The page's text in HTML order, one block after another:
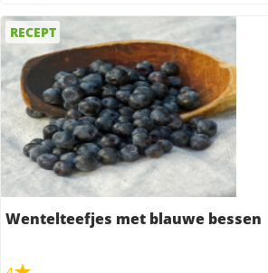
RECEPT
Wentelteefjes met blauwe bessen